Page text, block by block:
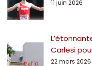
11 juin 2026
Carlesi
22 mars 2026